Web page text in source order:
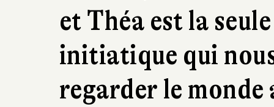
et Théa est la
initiatique qui
regarder le